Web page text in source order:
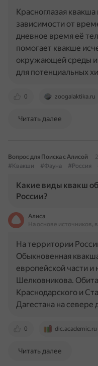
0 zoogalaktika.ru
Красноглазая
зависимости от
дневное время её
помогает квакше
окружающей среды и
для потенциальных
Читать далее
Вопрос для Поиска с Алисой
#Квакши
#Фауна #Россия
Какие виды квакш
России?
Алиса
На основе
0 dic.academic.ru
На территории
Обыкновенная
европейской части и
Шелковникова.
Краснодарского и
Дагестана на севере
Читать далее